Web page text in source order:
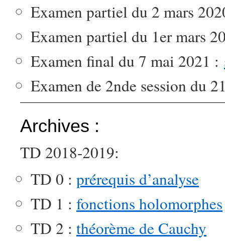
Examen partiel du 2 mars
Examen partiel du 1er mars
Examen final du 7 mai 2021 :
Examen de 2nde session du
Archives :
TD 2018-2019:
TD 0 : prérequis d’analyse
TD 1 : fonctions holomorphes
TD 2 : théorème de Cauchy